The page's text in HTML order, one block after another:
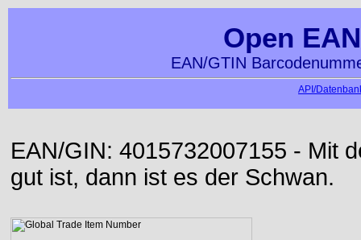
Open
EAN/GTIN
API/
EAN/GIN: 4015732007155 - Mit
gut ist, dann ist es der Schwan.